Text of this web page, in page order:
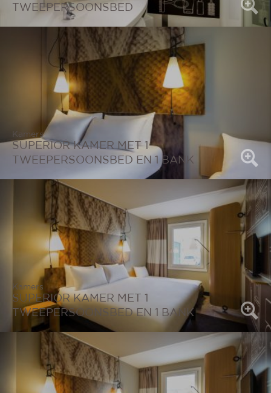
TWEEPERSOONSBED
Kamers
SUPERIOR KAMER MET 1
TWEEPERSOONSBED EN 1 BANK
Kamers
SUPERIOR KAMER MET 1
TWEEPERSOONSBED EN 1 BANK